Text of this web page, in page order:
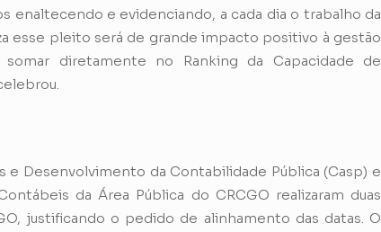
enaltecendo e evidenciando, a cada dia o trabalho da
esse pleito será de grande impacto positivo à gestão
diretamente no Ranking da Capacidade de
e Desenvolvimento da Contabilidade Pública (Casp) e
da Área Pública do CRCGO realizaram duas
justificando o pedido de alinhamento das datas. O